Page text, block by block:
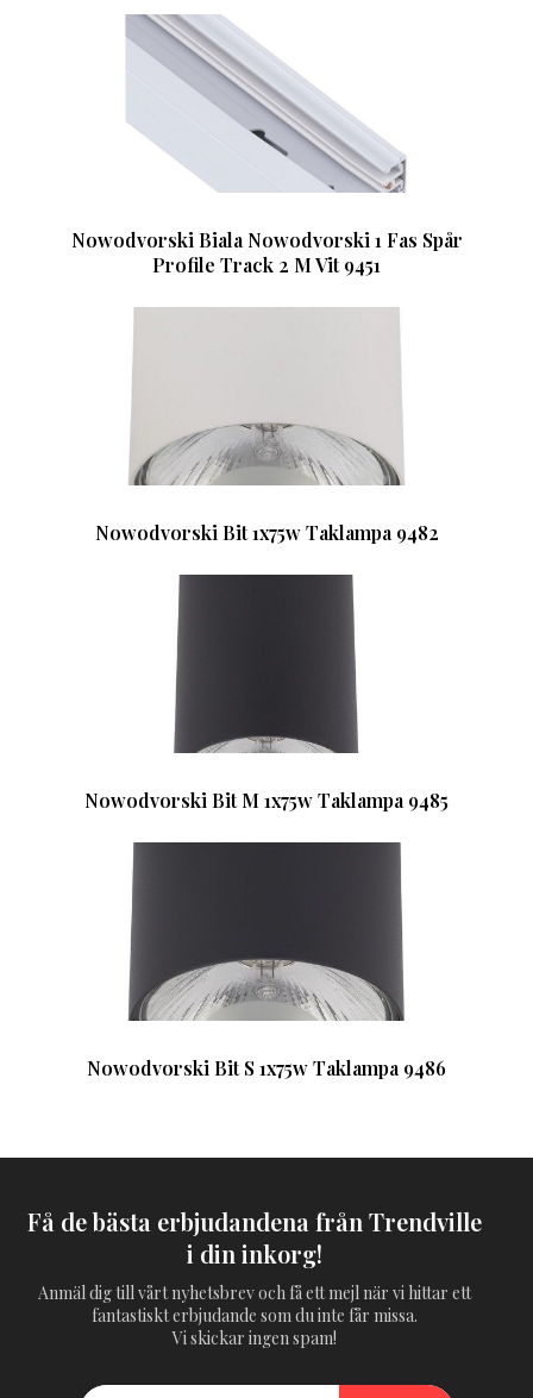
Nowodvorski Biala Nowodvorski 1 Fas Spår
Profile Track 2 M Vit 9451
Nowodvorski Bit 1x75w Taklampa 9482
Nowodvorski Bit M 1x75w Taklampa 9485
Nowodvorski Bit S 1x75w Taklampa 9486
Få de bästa erbjudandena från Trendville
i din inkorg!
Anmäl dig till vårt nyhetsbrev och få ett mejl när vi hittar ett
fantastiskt erbjudande som du inte får missa.
Vi skickar ingen spam!